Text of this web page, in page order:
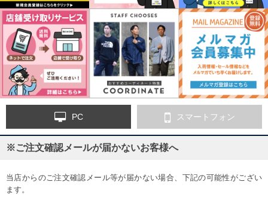
PC スマートフォン
※ご注文確認メールが届かないお客様へ
当店からのご注文確認メール等が届かない場合、下記の可能性がござい
ます。